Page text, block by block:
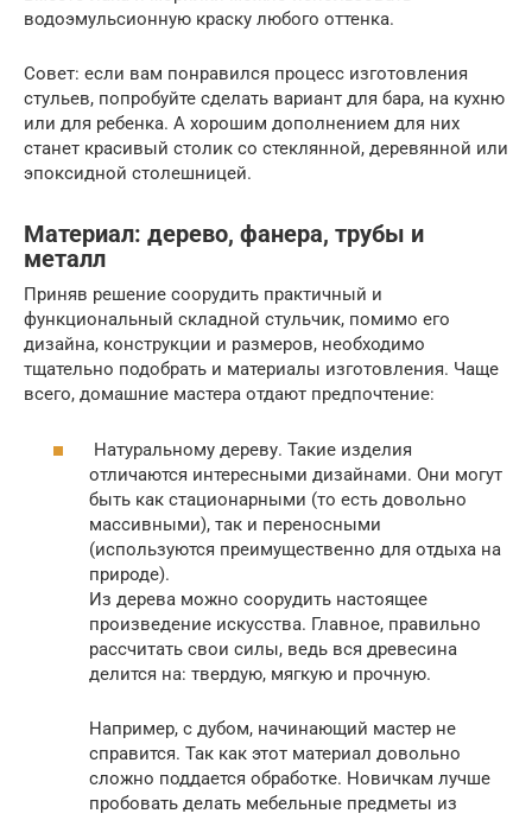
водоэмульсионную краску любого оттенка.
Совет: если вам понравился процесс изготовления
стульев, попробуйте сделать вариант для бара, на кухню
или для ребенка. А хорошим дополнением для них
станет красивый столик со стеклянной, деревянной или
эпоксидной столешницей.
Материал: дерево, фанера, трубы и
металл
Приняв решение соорудить практичный и
функциональный складной стульчик, помимо его
дизайна, конструкции и размеров, необходимо
тщательно подобрать и материалы изготовления. Чаще
всего, домашние мастера отдают предпочтение:
Натуральному дереву. Такие изделия
отличаются интересными дизайнами. Они могут
быть как стационарными (то есть довольно
массивными), так и переносными
(используются преимущественно для отдыха на
природе).
Из дерева можно соорудить настоящее
произведение искусства. Главное, правильно
рассчитать свои силы, ведь вся древесина
делится на: твердую, мягкую и прочную.
Например, с дубом, начинающий мастер не
справится. Так как этот материал довольно
сложно поддается обработке. Новичкам лучше
пробовать делать мебельные предметы из